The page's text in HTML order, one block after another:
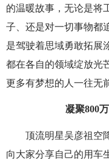
的温暖故事，无论是将
子、还是对一切事物都
是驾驶着思域勇敢拓
都在各自的领域绽放光
更多有梦想的人一往无
凝聚800
顶流明星吴彦祖空降
向大家分享自己的用车